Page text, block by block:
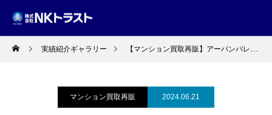
実績紹介ギャラリー 【マンション買取再販】アーバンパレス大橋
マンション買取再販 2024.06.21